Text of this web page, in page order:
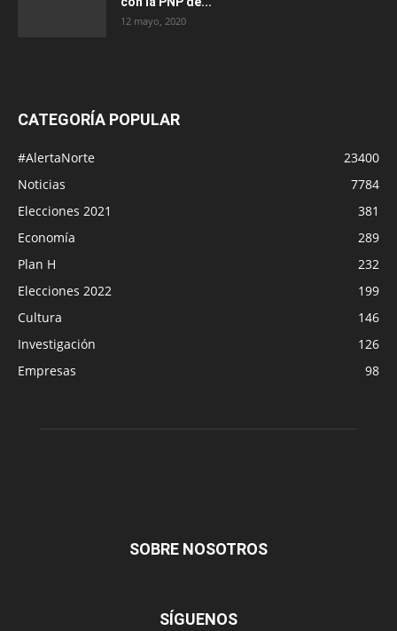
12 mayo, 2020
CATEGORÍA POPULAR
#AlertaNorte
23400
Noticias
7784
Elecciones 2021
381
Economía
289
Plan H
232
Elecciones 2022
199
Cultura
146
Investigación
126
Empresas
98
SOBRE NOSOTROS
SÍGUENOS